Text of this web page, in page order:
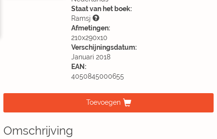
Staat van het boek:
Ramsj
Afmetingen:
210x290x10
Verschijningsdatum:
Januari 2018
EAN:
4050845000655
Toevoegen
Omschrijving